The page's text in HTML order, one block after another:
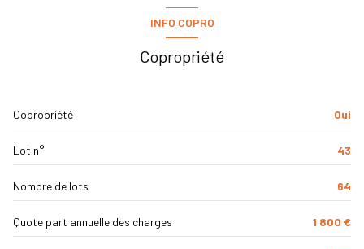
Chauffage collectif : radiateur (gaz)
1 niveau(x)
4 étage(s)
INFO COPRO
Copropriété
Copropriété Oui
Lot n° 43
Nombre de lots 64
Quote part annuelle des charges 1 800 €